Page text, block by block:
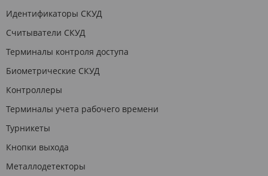
Идентификаторы СКУД
Считыватели СКУД
Терминалы контроля доступа
Биометрические СКУД
Контроллеры
Терминалы учета рабочего времени
Турникеты
Кнопки выхода
Металлодетекторы